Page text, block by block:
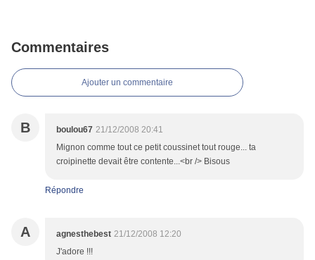
Commentaires
Ajouter un commentaire
B boulou67 21/12/2008 20:41
Mignon comme tout ce petit coussinet tout rouge... ta
croipinette devait être contente...<br /> Bisous
Répondre
A agnesthebest 21/12/2008 12:20
J'adore !!!